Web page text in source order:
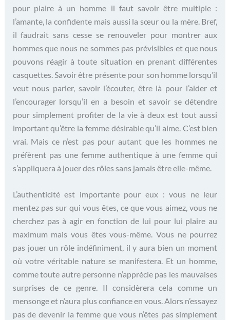
pour plaire à un homme il faut savoir être multiple :
l’amante, la confidente mais aussi la sœur ou la mère. Bref,
il faudrait sans cesse se renouveler pour montrer aux
hommes que nous ne sommes pas prévisibles et que nous
pouvons réagir à toute situation en prenant différentes
casquettes. Savoir être présente pour son homme lorsqu’il
veut nous parler, savoir l’écouter, être là pour l’aider et
l’encourager lorsqu’il en a besoin et savoir se détendre
pour simplement profiter de la vie à deux est tout aussi
important qu’être la femme désirable qu’il aime. C’est bien
vrai. Mais ce n’est pas pour autant que les hommes ne
préfèrent pas une femme authentique à une femme qui
s’appliquera à jouer des rôles sans jamais être elle-même.
L’authenticité est importante pour eux : vous ne leur
mentez pas sur qui vous êtes, ce que vous aimez, vous ne
cherchez pas à agir en fonction de lui pour lui plaire au
maximum mais vous êtes vous-même. Vous ne pourrez
pas jouer un rôle indéfiniment, il y aura bien un moment
où votre véritable nature se manifestera. Et un homme,
comme toute autre personne n’apprécie pas les mauvaises
surprises de ce genre. Il considèrera cela comme un
mensonge et n’aura plus confiance en vous. Alors n’essayez
pas de devenir la femme que vous n’êtes pas simplement